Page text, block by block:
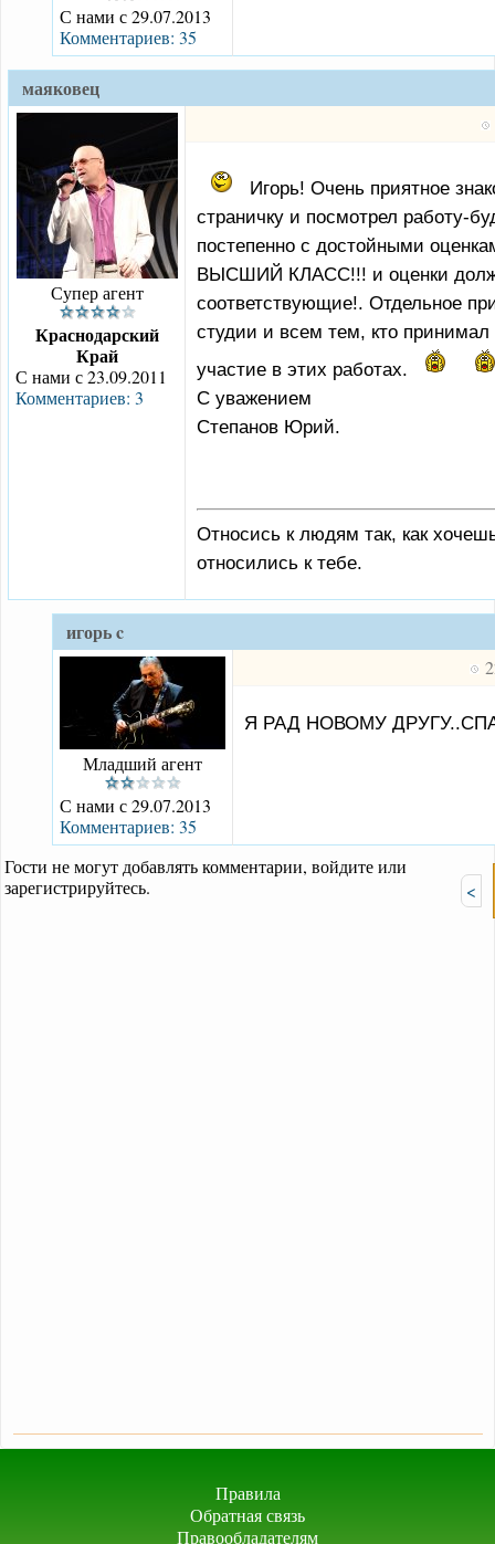
С нами с 29.07.2013
Комментариев: 35
маяковец
Супер агент
Краснодарский
Край
С нами с 23.09.2011
Комментариев: 3
Игорь! Очень приятное
страничку и посмотрел работу-
постепенно с достойными
ВЫСШИЙ КЛАСС!!! и оценки
соответствующие!. Отдельное
студии и всем тем, кто принимал
участие в этих работах.
С уважением
Степанов Юрий.
Относись к людям так, как
относились к тебе.
игорь c
Младший агент
С нами с 29.07.2013
Комментариев: 35
Я РАД НОВОМУ
<
Гости не могут добавлять комментарии, войдите или
зарегистрируйтесь.
Правила
Обратная связь
Правообладателям